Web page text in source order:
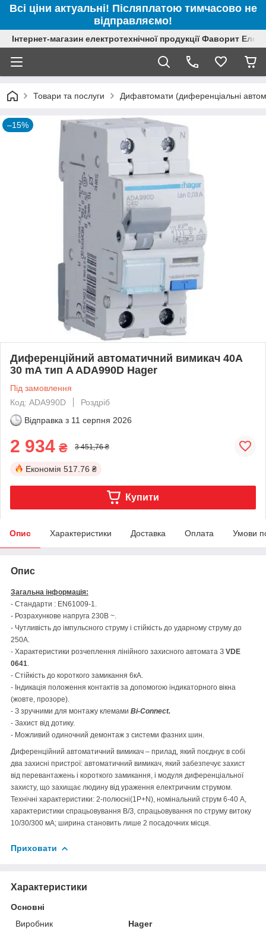
Всі ціни актуальні! Післяплатою тимчасово не
відправляємо!
Інтернет-магазин електротехнічної продукції Фаворит
Товари та послуги Дифавтомати (диференціальні
–15%
Диференційний автоматичний вимикач 40A
30 mA тип A ADA990D Hager
Під замовлення
Код: ADA990D
Роздріб
Відправка з 11 серпня 2026
2 934 ₴ 3 451,76 ₴
Економія 517.76 ₴
Купити
Опис Характеристики Доставка Оплата Умови
Опис
Загальна інформація:
- Стандарти : EN61009-1.
- Розрахункове напруга 230В ~.
- Чутливість до імпульсного струму і стійкість до ударному струму до
250А.
- Характеристики розчеплення лінійного захисного автомата З VDE
0641
- Стійкість до короткого замикання 6кА.
- Індикація положення контактів за допомогою індикаторного вікна
(жовте, прозоре).
- З зручними для монтажу клемами Bi-Connect.
- Захист від дотику.
- Можливий одиночний демонтаж з системи фазних шин.
Диференційний автоматичний вимикач – прилад, який поєднує в собі
два захисні пристрої: автоматичний вимикач, який забезпечує захист
від перевантажень і короткого замикання, і модуля диференціальної
захисту, що захищає людину від ураження електричним струмом.
Технічні характеристики: 2-полюсні(1P+N), номінальний струм 6-40 А,
характеристики спрацьовування В/З, спрацьовування по струму витоку
10/30/300 мА; ширина становить лише 2 посадочних місця.
Приховати
Характеристики
Основні
Виробник
Hager